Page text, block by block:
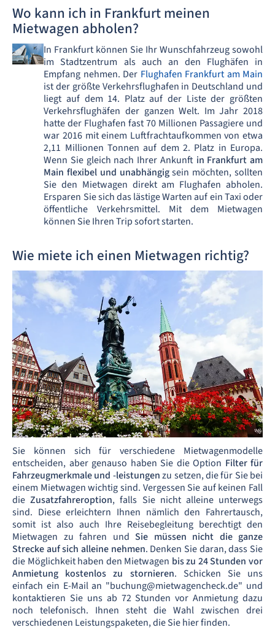
Wo kann ich in Frankfurt meinen
Mietwagen abholen?
In Frankfurt können Sie Ihr Wunschfahrzeug sowohl
im Stadtzentrum als auch an den Flughäfen in
Empfang nehmen. Der Flughafen Frankfurt am Main
ist der größte Verkehrsflughafen in Deutschland und
liegt auf dem 14. Platz auf der Liste der größten
Verkehrsflughäfen der ganzen Welt. Im Jahr 2018
hatte der Flughafen fast 70 Millionen Passagiere und
war 2016 mit einem Luftfrachtaufkommen von etwa
2,11 Millionen Tonnen auf dem 2. Platz in Europa.
Wenn Sie gleich nach Ihrer Ankunft in Frankfurt am
Main flexibel und unabhängigsein möchten, sollten
Sie den Mietwagen direkt am Flughafen abholen.
Ersparen Sie sich das lästige Warten auf ein Taxi oder
öffentliche Verkehrsmittel. Mit dem Mietwagen
können Sie Ihren Trip sofort starten.
Wie miete ich einen Mietwagen richtig?
Sie können sich für verschiedene Mietwagenmodelle
entscheiden, aber genauso haben Sie die Option Filter für
Fahrzeugmerkmale und -leistungenzu setzen, die für Sie bei
einem Mietwagen wichtig sind. Vergessen Sie auf keinen Fall
dieZusatzfahreroption, falls Sie nicht alleine unterwegs
sind. Diese erleichtern Ihnen nämlich den Fahrertausch,
somit ist also auch Ihre Reisebegleitung berechtigt den
Mietwagen zu fahren und Sie müssen nicht die ganze
Strecke auf sich alleine nehmen. Denken Sie daran, dass Sie
die Möglichkeit haben den Mietwagen bis zu 24 Stunden vor
Anmietung kostenlos zu stornieren. Schicken Sie uns
einfach ein E-Mail an "buchung@mietwagencheck.de" und
kontaktieren Sie uns ab 72 Stunden vor Anmietung dazu
noch telefonisch. Ihnen steht die Wahl zwischen drei
verschiedenen Leistungspaketen, die Sie hier finden.